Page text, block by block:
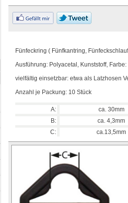
Fünfeckring ( Fünfkantring,
Ausführung: Polyacetal, Kunststoff,
vielfältig einsetzbar: etwa als Latzhosen
Anzahl je Packung: 10 Stück
A:
ca. 30mm
B:
ca. 4,3mm
C:
ca.13,5mm